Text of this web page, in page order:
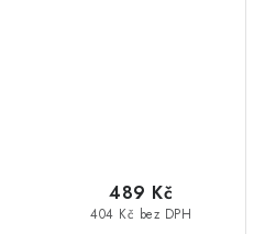
404 Kč bez DPH
489 Kč